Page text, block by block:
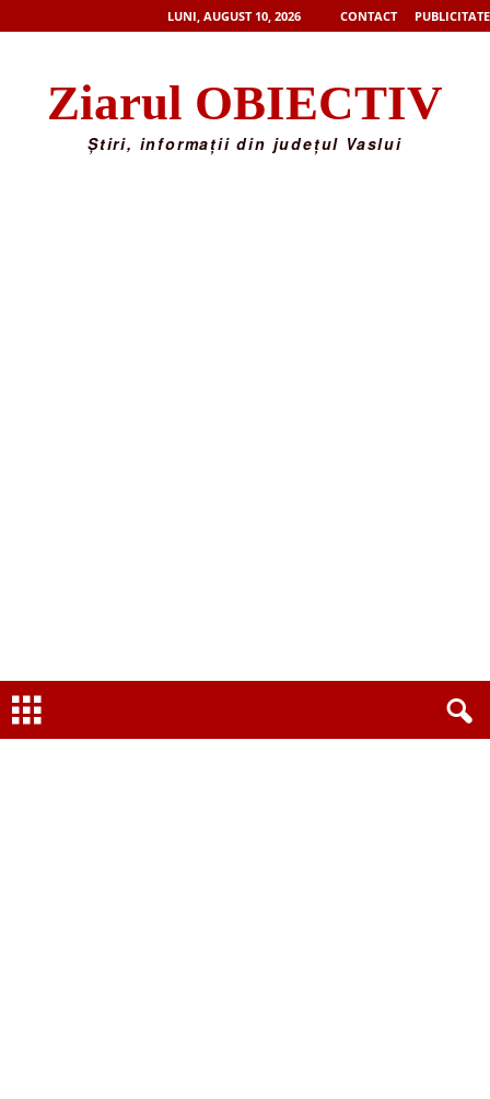
LUNI, AUGUST 10, 2026 CONTACT PUBLICITATE
Ziarul OBIECTIV
Știri, informații din județul Vaslui